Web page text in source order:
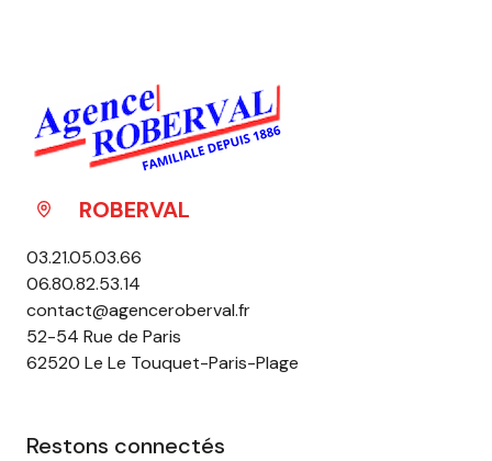
ROBERVAL
03.21.05.03.66
06.80.82.53.14
contact@agenceroberval.fr
52-54 Rue de Paris
62520 Le Le Touquet-Paris-Plage
Restons connectés